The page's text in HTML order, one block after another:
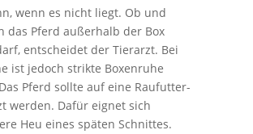
wenn es nicht liegt. Ob und
das Pferd außerhalb der Box
entscheidet der Tierarzt. Bei
ist jedoch strikte Boxenruhe
Pferd sollte auf eine Raufutter-
werden. Dafür eignet sich
Heu eines späten Schnittes.